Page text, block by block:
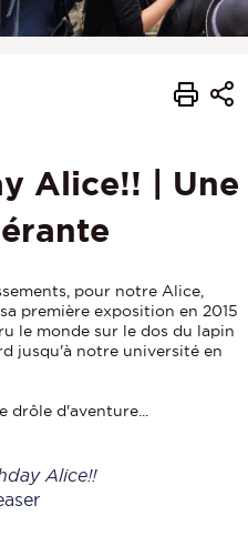
Alice!! | Une
pour notre Alice,
première exposition en 2015
le monde sur le dos du lapin
jusqu'à notre université en
drôle d'aventure...
Alice!!